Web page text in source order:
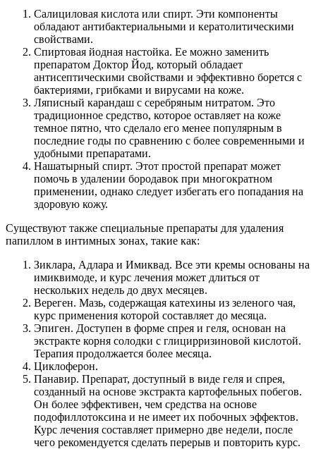
Салициловая кислота или спирт. Эти компоненты
обладают антибактериальными и кератолитическими
свойствами.
Спиртовая йодная настойка. Ее можно заменить
препаратом Доктор Йод, который обладает
антисептическими свойствами и эффективно борется с
бактериями, грибками и вирусами на коже.
Ляписный карандаш с серебряным нитратом. Это
традиционное средство, которое оставляет на коже
темное пятно, что сделало его менее популярным в
последние годы по сравнению с более современными и
удобными препаратами.
Нашатырный спирт. Этот простой препарат может
помочь в удалении бородавок при многократном
применении, однако следует избегать его попадания на
здоровую кожу.
Существуют также специальные препараты для удаления
папиллом в интимных зонах, такие как:
Зиклара, Адлара и Имиквад. Все эти кремы основаны на
имиквимоде, и курс лечения может длиться от
нескольких недель до двух месяцев.
Вереген. Мазь, содержащая катехины из зеленого чая,
курс применения которой составляет до месяца.
Эпиген. Доступен в форме спрея и геля, основан на
экстракте корня солодки с глицирризиновой кислотой.
Терапия продолжается более месяца.
Циклоферон.
Панавир. Препарат, доступный в виде геля и спрея,
созданный на основе экстракта картофельных побегов.
Он более эффективен, чем средства на основе
подофиллотоксина и не имеет их побочных эффектов.
Курс лечения составляет примерно две недели, после
чего рекомендуется сделать перерыв и повторить курс.